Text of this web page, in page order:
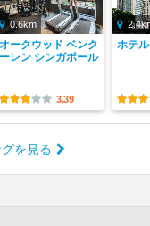
0.6km
オークウッド ベンク
ーレン シンガポール
3.39
ホテ
を見る